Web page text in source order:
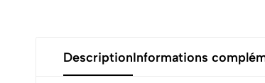
DescriptionInformations